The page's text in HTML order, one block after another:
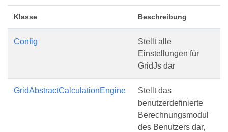
Klasse Beschreibung
Config
Stellt alle
Einstellungen für
GridJs dar
GridAbstractCalculationEngine
Stellt das
benutzerdefinierte
Berechnungsmodul
des Benutzers dar,